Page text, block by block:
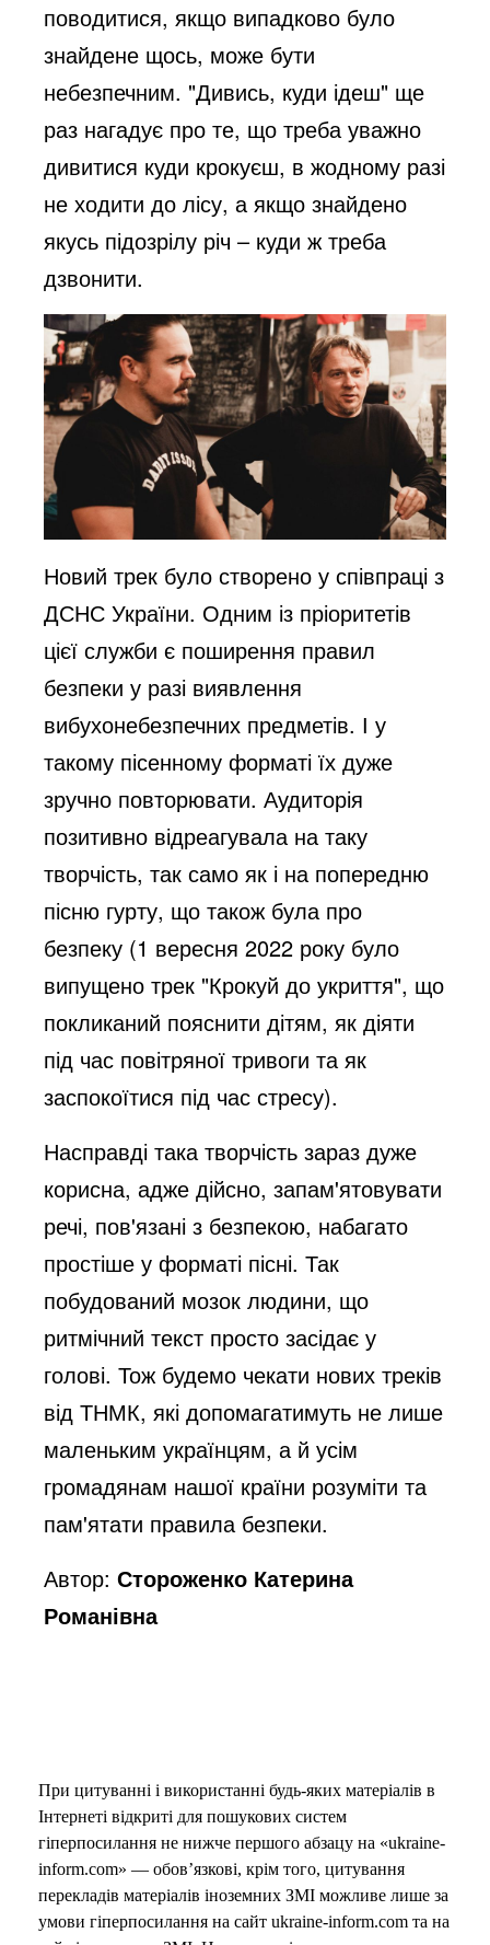
поводитися, якщо випадково було
знайдене щось, може бути
небезпечним. "Дивись, куди ідеш" ще
раз нагадує про те, що треба уважно
дивитися куди крокуєш, в жодному разі
не ходити до лісу, а якщо знайдено
якусь підозрілу річ – куди ж треба
дзвонити.
Новий трек було створено у співпраці з
ДСНС України. Одним із пріоритетів
цієї служби є поширення правил
безпеки у разі виявлення
вибухонебезпечних предметів. І у
такому пісенному форматі їх дуже
зручно повторювати. Аудиторія
позитивно відреагувала на таку
творчість, так само як і на попередню
пісню гурту, що також була про
безпеку (1 вересня 2022 року було
випущено трек "Крокуй до укриття", що
покликаний пояснити дітям, як діяти
під час повітряної тривоги та як
заспокоїтися під час стресу).
Насправді така творчість зараз дуже
корисна, адже дійсно, запам'ятовувати
речі, пов'язані з безпекою, набагато
простіше у форматі пісні. Так
побудований мозок людини, що
ритмічний текст просто засідає у
голові. Тож будемо чекати нових треків
від ТНМК, які допомагатимуть не лише
маленьким українцям, а й усім
громадянам нашої країни розуміти та
пам'ятати правила безпеки.
Автор:Стороженко Катерина
Романівна
При цитуванні і використанні будь-яких матеріалів в
Інтернеті відкриті для пошукових систем
гіперпосилання не нижче першого абзацу на «ukraine-
inform.com» — обов’язкові, крім того, цитування
перекладів матеріалів іноземних ЗМІ можливе лише за
умови гіперпосилання на сайт ukraine-inform.com та на